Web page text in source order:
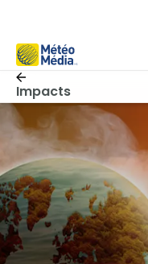
Impacts